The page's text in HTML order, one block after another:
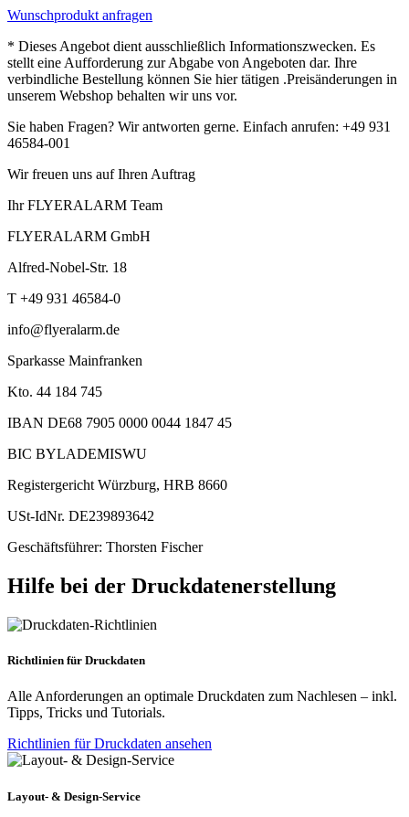
Wunschprodukt anfragen
* Dieses Angebot dient ausschließlich Informationszwecken. Es
stellt eine Aufforderung zur Abgabe von Angeboten dar. Ihre
verbindliche Bestellung können Sie hier tätigen .Preisänderungen in
unserem Webshop behalten wir uns vor.
Sie haben Fragen? Wir antworten gerne. Einfach anrufen: +49 931
46584-001
Wir freuen uns auf Ihren Auftrag
Ihr FLYERALARM Team
FLYERALARM GmbH
Alfred-Nobel-Str. 18
T +49 931 46584-0
info@flyeralarm.de
Sparkasse Mainfranken
Kto. 44 184 745
IBAN DE68 7905 0000 0044 1847 45
BIC BYLADEMISWU
Registergericht Würzburg, HRB 8660
USt-IdNr. DE239893642
Geschäftsführer: Thorsten Fischer
Hilfe bei der Druckdatenerstellung
Richtlinien für Druckdaten
Alle Anforderungen an optimale Druckdaten zum Nachlesen – inkl.
Tipps, Tricks und Tutorials.
Richtlinien für Druckdaten ansehen
Layout- & Design-Service